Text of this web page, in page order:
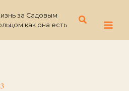
за Садовым
как она есть
Поиск